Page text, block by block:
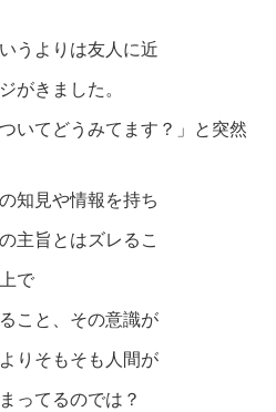
うよりは友人に近
がきました。
いてどうみてます？」と突然
知見や情報を持ち
主旨とはズレるこ
で
こと、その意識が
りそもそも人間が
ってるのでは？